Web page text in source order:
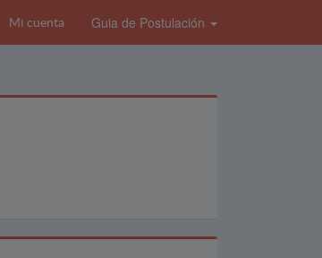
Mi cuenta Guia de Postulación